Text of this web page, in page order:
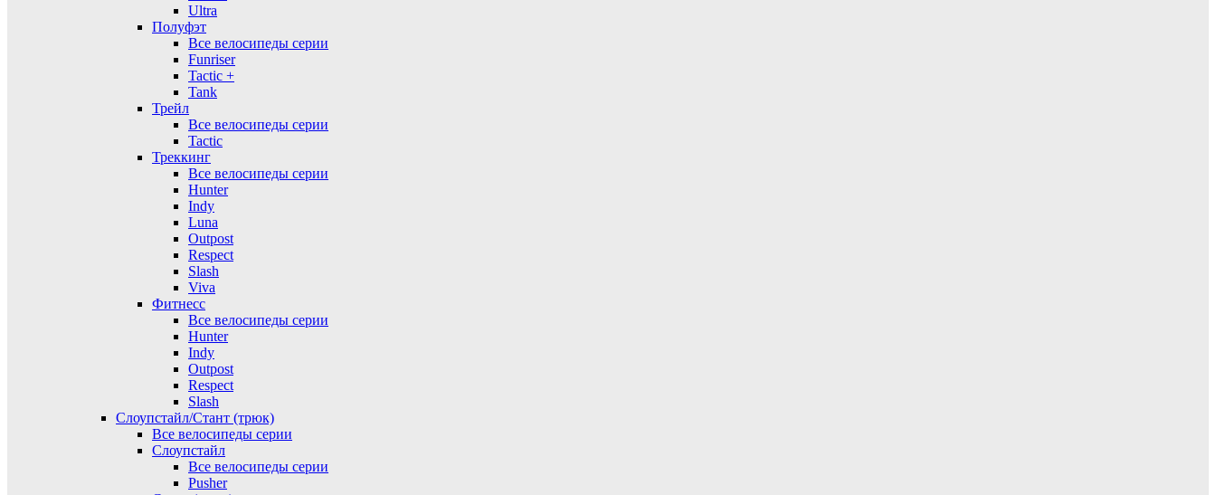
Ultra
Полуфэт
Все велосипеды серии
Funriser
Tactic +
Tank
Трейл
Все велосипеды серии
Tactic
Треккинг
Все велосипеды серии
Hunter
Indy
Luna
Outpost
Respect
Slash
Viva
Фитнесс
Все велосипеды серии
Hunter
Indy
Outpost
Respect
Slash
Слоупстайл/Стант (трюк)
Все велосипеды серии
Слоупстайл
Все велосипеды серии
Pusher